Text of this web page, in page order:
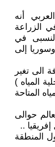
أنه
الزراعة
في
إلى
الى تغير
المياه )
المتاحة
حوالى
المنطقة